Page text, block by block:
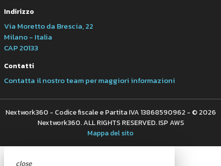
Indirizzo
Via Moretto da Brescia, 22
Milano - Italia
CAP 20133
Contatti
Contatta il nostro team per maggiori informazioni
Nextwork360 - Codice fiscale e Partita IVA 13868590962 - © 2026
Nextwork360. ALL RIGHTS RESERVED. ISP AWS
Mappa del sito
close